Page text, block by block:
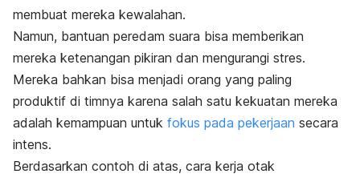
membuat mereka kewalahan.
Namun, bantuan peredam suara bisa memberikan
mereka ketenangan pikiran dan mengurangi stres.
Mereka bahkan bisa menjadi orang yang paling
produktif di timnya karena salah satu kekuatan mereka
adalah kemampuan untuk fokus pada pekerjaan secara
intens.
Berdasarkan contoh di atas, cara kerja otak